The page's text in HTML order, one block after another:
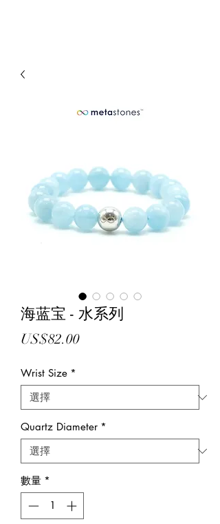
海蓝宝 - 水系列
US$82.00價
Wrist Size *
Quartz Diameter *
數量 *